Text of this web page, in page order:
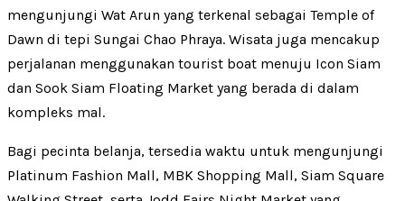
mengunjungi Wat Arun yang terkenal sebagai Temple of
Dawn di tepi Sungai Chao Phraya. Wisata juga mencakup
perjalanan menggunakan tourist boat menuju Icon Siam
dan Sook Siam Floating Market yang berada di dalam
kompleks mal.
Bagi pecinta belanja, tersedia waktu untuk mengunjungi
Platinum Fashion Mall, MBK Shopping Mall, Siam Square